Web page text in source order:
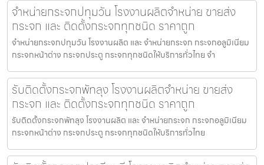
จำหน่ายกระจกปทุมวัน โรงงานผลิตจำหน่าย ขายส่ง
กระจก และ ติดตั้งกระจกทุกชนิด ราคาถูก
จำหน่ายกระจกปทุมวัน โรงงานผลิต และ จำหน่ายกระจก กระจกอลูมิเนียม
กระจกหน้าต่าง กระจกประตู กระจกทุกชนิดให้บริการทั่วไทย จำ
รับติดตั้งกระจกพัทลุง โรงงานผลิตจำหน่าย ขายส่ง
กระจก และ ติดตั้งกระจกทุกชนิด ราคาถูก
รับติดตั้งกระจกพัทลุง โรงงานผลิต และ จำหน่ายกระจก กระจกอลูมิเนียม
กระจกหน้าต่าง กระจกประตู กระจกทุกชนิดให้บริการทั่วไทย